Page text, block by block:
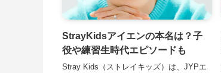
StrayKidsアイエンの本名は？子
役や練習生時代エピソードも
Stray Kids（ストレイキッズ）は、JYPエ